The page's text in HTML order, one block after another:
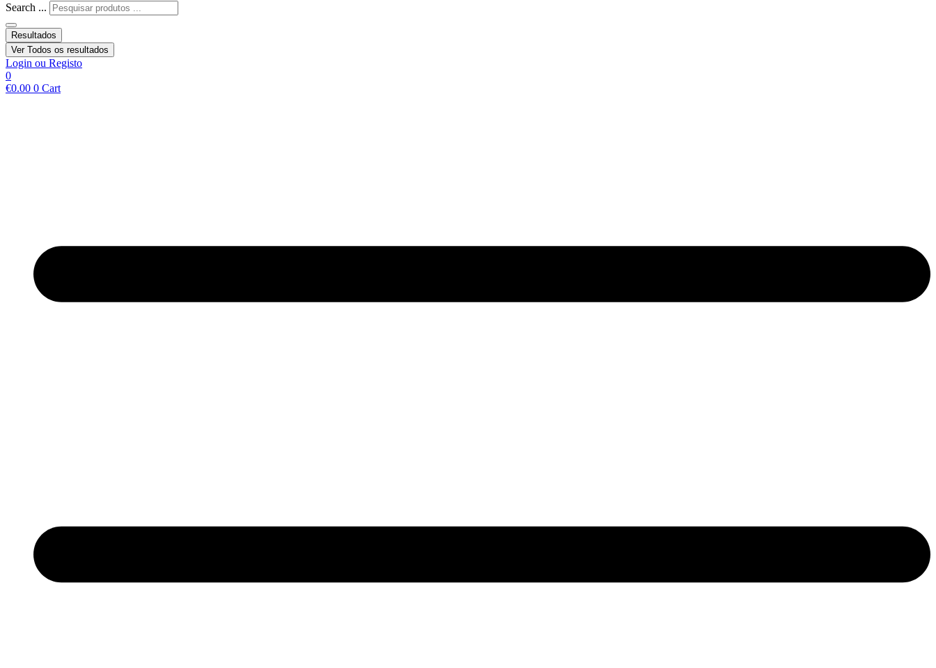
Search ...
Resultados
Ver Todos os resultados
Login ou Registo
0
€0.00 0 Cart